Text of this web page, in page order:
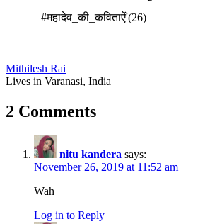
#महादेव_की_कविताऐं'(26)
Mithilesh Rai
Lives in Varanasi, India
2 Comments
nitu kandera says:
November 26, 2019 at 11:52 am
Wah
Log in to Reply